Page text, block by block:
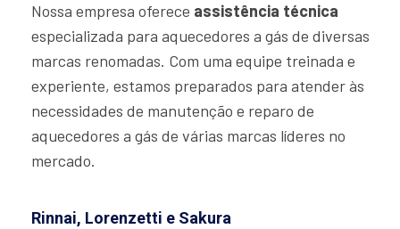
Nossa empresa oferece assistência técnica
especializada para aquecedores a gás de diversas
marcas renomadas. Com uma equipe treinada e
experiente, estamos preparados para atender às
necessidades de manutenção e reparo de
aquecedores a gás de várias marcas líderes no
mercado.
Rinnai, Lorenzetti e Sakura